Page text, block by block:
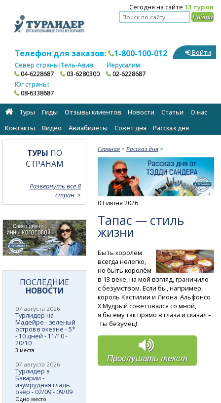
Сегодня на сайте 13 туров
Телефон для заказов: 1-800-100-012
Север страны:
04-6228687
Тель-Авив:
03-6280300
Иерусалим:
02-6228687
Юг страны:
08-6338687
Войти
Туры Гиды Отзывы клиентов Новости Статьи
О нас
Контакты
Видео Авиабилеты Cовет дня Рассказ дня
Главная >Рассказ дня >
03 июня 2026
Тапас — стиль
жизни
Быть королём
всегда нелегко,
но быть королём
в 13 веке, на мой взгляд, граничило
с безумством. Если бы, например,
король Кастилии и Лиона Альфонсо
X Мудрый советовался со мной,
я бы ему так прямо в глаза и сказал –
ты безумец!
Прослушать текст
ТУРЫ ПО
СТРАНАМ
Развернуть все 8
стран
ПОСЛЕДНИЕ
НОВОСТИ
07 августа 2026
Турлидер на
Мадейре - зеленый
остров в океане - 5*
- 10 дней - 11/10 -
20/10
3 места
07 августа 2026
Турлидер в
Баварии -
изумрудная гладь
озер - 02/09 - 09/09
Одно место